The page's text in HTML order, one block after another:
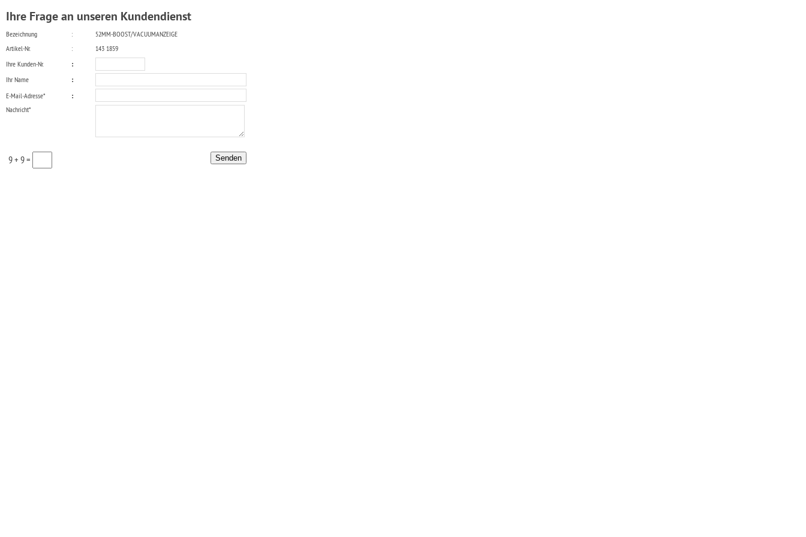
Ihre Frage an unseren Kundendienst
Bezeichnung :
52MM-BOOST/VACUUMANZEIGE
Artikel-Nr.
:
143 1859
Ihre Kunden-Nr.
:
Ihr Name
:
E-Mail-Adresse*
:
Nachricht*
9 + 9 =